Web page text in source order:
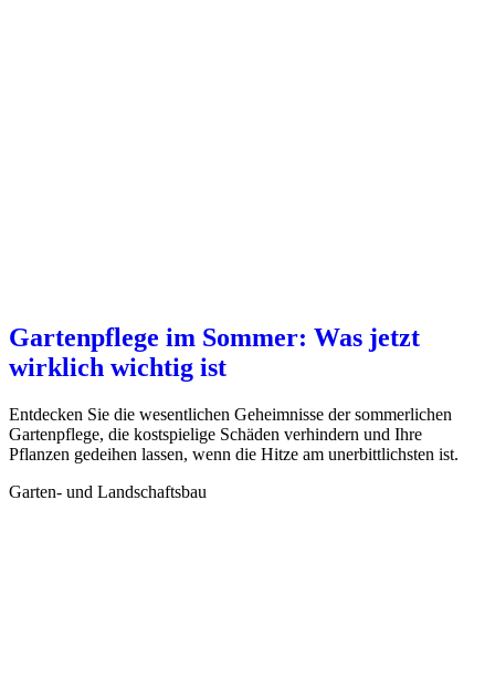
Gartenpflege im Sommer: Was jetzt
wirklich wichtig ist
Entdecken Sie die wesentlichen Geheimnisse der sommerlichen
Gartenpflege, die kostspielige Schäden verhindern und Ihre
Pflanzen gedeihen lassen, wenn die Hitze am unerbittlichsten ist.
Garten- und Landschaftsbau